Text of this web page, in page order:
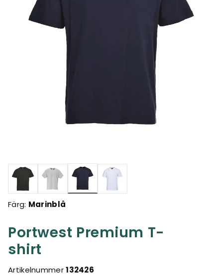
Portwest Premium T-
shirt
Artikelnummer132426
Valda
Färg: Marinblå